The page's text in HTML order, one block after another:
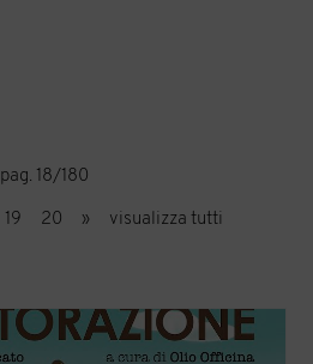
pag. 18/180
19 20 » visualizza tutti